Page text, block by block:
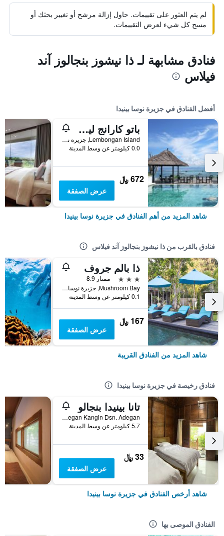
لم يتم العثور على تقييمات. حاول إزالة مرشح أو تغيير بحثك أو
مسح كل شيء لعرض التقييمات.
فنادق مشابهة لـ ذا نيشوز بنجالوز آند
فيلاس
أفضل الفنادق في جزيرة نوسا بينيدا
باتو كارانج ليمبونجان ريزورت آند سبا
Lembongan Island, جزيرة نوسا بينيدا, إندونيسيا
0.0 كيلومتر عن وسط المدينة
672 ﷼
عرض الصفقة
شاهد المزيد من أهم الفنادق في جزيرة نوسا بينيدا
فنادق بالقرب من ذا نيشوز بنجالوز آند فيلاس
ذا بالم جروف
3 نجوم
ممتاز 8.9
Mushroom Bay, جزيرة نوسا بينيدا, إندونيسيا
0.1 كيلومتر عن وسط المدينة
167 ﷼
عرض الصفقة
شاهد المزيد من الفنادق القريبة
فنادق رخيصة في جزيرة نوسا بينيدا
تانا بينيدا بنجالو
Br. Adegan Kangin Dsn. Adegan, جزيرة نوسا بينيدا, إندونيسيا
5.7 كيلومتر عن وسط المدينة
33 ﷼
عرض الصفقة
شاهد أرخص الفنادق في جزيرة نوسا بينيدا
الفنادق الموصى بها